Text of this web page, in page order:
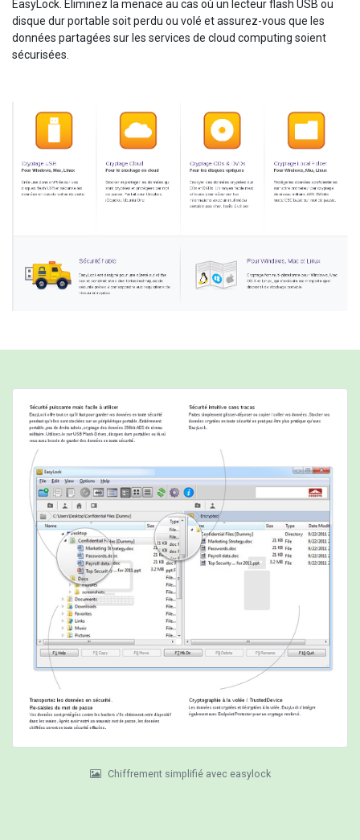
EasyLock. Éliminez la menace au cas où un lecteur flash USB ou
disque dur portable soit perdu ou volé et assurez-vous que les
données partagées sur les services de cloud computing soient
sécurisées.
Chiffrement simplifié avec easylock